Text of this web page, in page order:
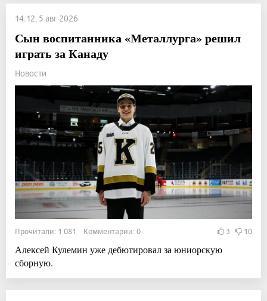
14:12, 5 авг 2026
Сын воспитанника «Металлурга» решил
играть за Канаду
Новости
Прочитали: 1 081 Комментарии: 0 3 10
Алексей Кулемин уже дебютировал за юниорскую
сборную.